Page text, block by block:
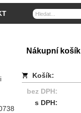
Nákupní košík
Košík:
bez DPH:
s DPH: